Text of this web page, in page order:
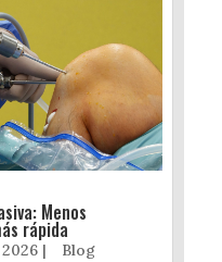
Menos
rápida
2026|
Blog